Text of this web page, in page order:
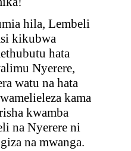
hila, Lembeli
kikubwa
hata
Nyerere,
watu na hata
kama
kwamba
na Nyerere ni
na mwanga.